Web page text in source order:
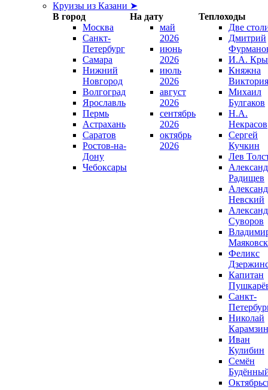
Круизы из Казани ➤
В город
На дату
Теплоходы
Москва
Санкт-
Петербург
Самара
Нижний
Новгород
Волгоград
Ярославль
Пермь
Астрахань
Саратов
Ростов-на-
Дону
Чебоксары
май
2026
июнь
2026
июль
2026
август
2026
сентябрь
2026
октябрь
2026
Две
Дмитрий
И.А.
Княжна
Виктория
Михаил
Булгаков
Н.А.
Некрасов
Сергей
Кучкин
Лев
Радищев
Невский
Суворов
Феликс
Капитан
Санкт-
Николай
Карамзин
Иван
Кулибин
Семён